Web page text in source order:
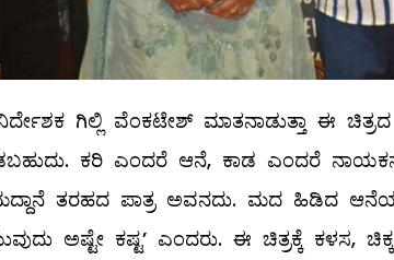
ಗಿಲ್ಲಿ ವೆಂಕಟೇಶ್ ಮಾತನಾಡುತ್ತಾ ಈ
ಕರಿ ಎಂದರೆ ಆನೆ, ಕಾಡ ಎಂದರೆ
ಮದ್ದಾನೆ ತರಹದ ಪಾತ್ರ ಅವನದು. ಮದ ಹಿಡಿದ
ಅಷ್ಟೇ ಕಷ್ಟ’ ಎಂದರು. ಈ ಚಿತ್ರಕ್ಕೆ ಕಳಸ,